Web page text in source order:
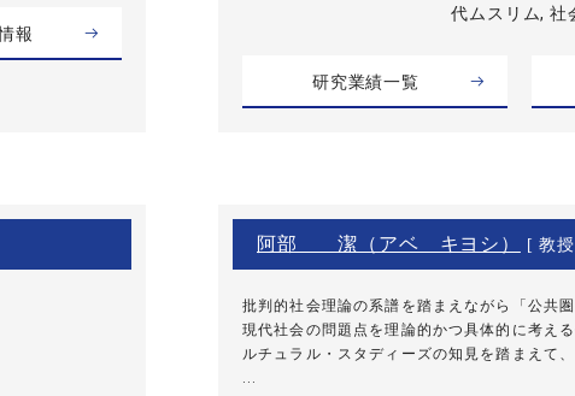
報
代ムスリム, 社
研究業績一覧
阿部 潔（アベ キヨシ） [ 教
批判的社会理論の系譜を踏まえながら「公共
現代社会の問題点を理論的かつ具体的に考え
ルチュラル・スタディーズの知見を踏まえて